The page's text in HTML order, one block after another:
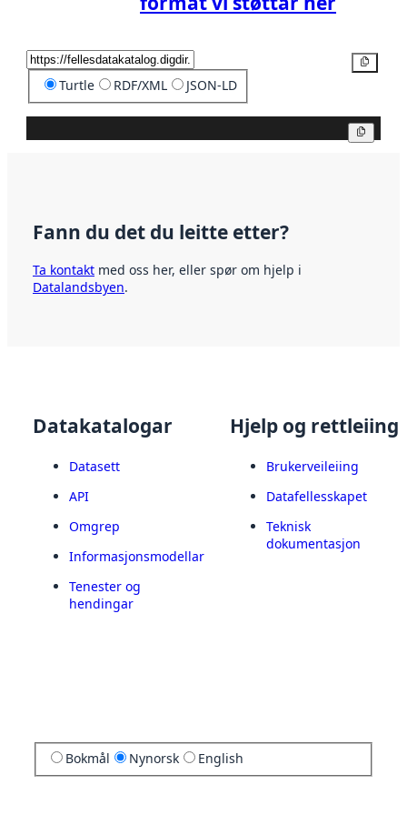
Turtle RDF/XML JSON-LD
Fann du det du leitte etter?
Ta kontakt med oss her, eller spør om hjelp i
Datalandsbyen.
Datakatalogar
Datasett
API
Omgrep
Informasjonsmodellar
Tenester og
hendingar
Hjelp og rettleiing
Brukerveileiing
Datafellesskapet
Teknisk
dokumentasjon
Bokmål Nynorsk English